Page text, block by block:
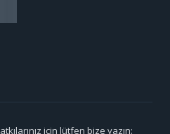
için lütfen bize yazın: